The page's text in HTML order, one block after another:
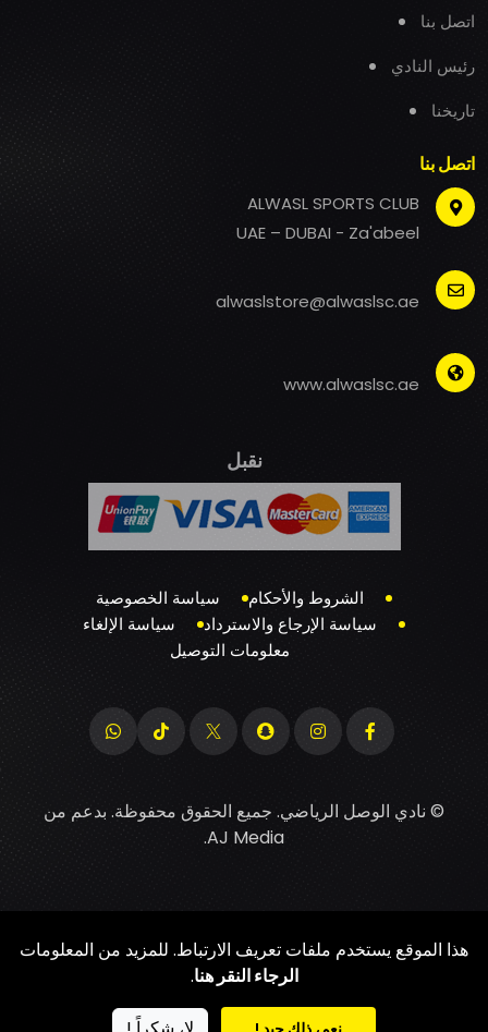
اتصل بنا
رئيس النادي
تاريخنا
اتصل بنا
ALWASL SPORTS CLUB
UAE – DUBAI - Za'abeel
alwaslstore@alwaslsc.ae
www.alwaslsc.ae
نقبل
الشروط والأحكام
سياسة الخصوصية
سياسة الإرجاع والاسترداد
سياسة الإلغاء
معلومات التوصيل
© نادي الوصل الرياضي. جميع الحقوق محفوظة. بدعم من
AJ Media
.
هذا الموقع يستخدم ملفات تعريف الارتباط. للمزيد من المعلومات
الرجاء النقر هنا.